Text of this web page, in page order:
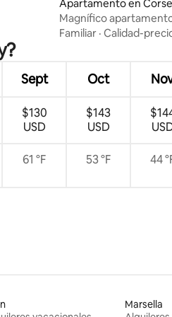
Apartamento en
Magnífico
Familiar · Calidad-
Sept Oct
$130
USD
$143
USD
61 °F 53 °F 44
Marsella